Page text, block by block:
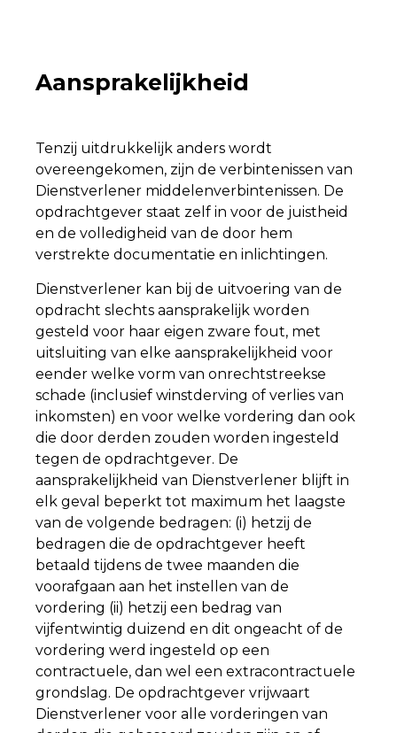
Aansprakelijkheid
Tenzij uitdrukkelijk anders wordt
overeengekomen, zijn de verbintenissen van
Dienstverlener middelenverbintenissen. De
opdrachtgever staat zelf in voor de juistheid
en de volledigheid van de door hem
verstrekte documentatie en inlichtingen.
Dienstverlener kan bij de uitvoering van de
opdracht slechts aansprakelijk worden
gesteld voor haar eigen zware fout, met
uitsluiting van elke aansprakelijkheid voor
eender welke vorm van onrechtstreekse
schade (inclusief winstderving of verlies van
inkomsten) en voor welke vordering dan ook
die door derden zouden worden ingesteld
tegen de opdrachtgever. De
aansprakelijkheid van Dienstverlener blijft in
elk geval beperkt tot maximum het laagste
van de volgende bedragen: (i) hetzij de
bedragen die de opdrachtgever heeft
betaald tijdens de twee maanden die
voorafgaan aan het instellen van de
vordering (ii) hetzij een bedrag van
vijfentwintig duizend en dit ongeacht of de
vordering werd ingesteld op een
contractuele, dan wel een extracontractuele
grondslag. De opdrachtgever vrijwaart
Dienstverlener voor alle vorderingen van